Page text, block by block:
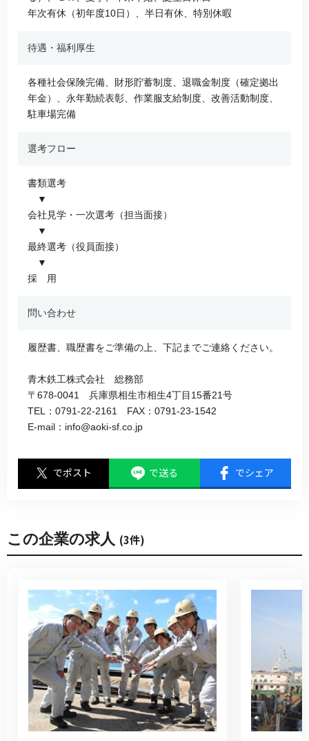
年次有休（初年度10日）、半日有休、特別休暇
待遇・福利厚生
各種社会保険完備、財形貯蓄制度、退職金制度（確定拠出
年金）、永年勤続表彰、作業服支給制度、改善活動制度、
駐車場完備
選考フロー
書類選考
▼
会社見学・一次選考（担当面接）
▼
最終選考（役員面接）
▼
採 用
問い合わせ
履歴書、職歴書をご準備の上、下記までご連絡ください。
青木鉄工株式会社 総務部
〒678-0041 兵庫県相生市相生4丁目15番21号
TEL：0791-22-2161 FAX：0791-23-1542
E-mail：info@aoki-sf.co.jp
でポスト で送る でシェア
この企業の求人 (3件)